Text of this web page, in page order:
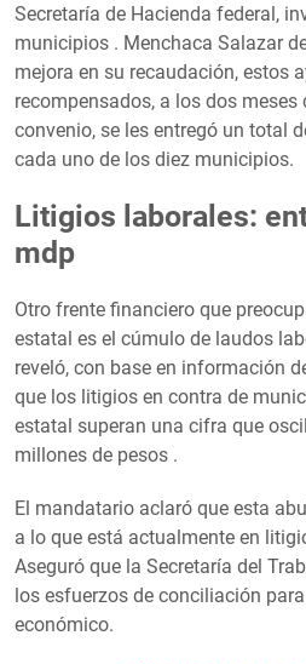
Secretaría de Hacienda federal,
municipios . Menchaca Salazar
mejora en su recaudación, estos
recompensados, a los dos
convenio, se les entregó un total
cada uno de los diez municipios.
Litigios laborales:
mdp
Otro frente financiero que
estatal es el cúmulo de laudos
reveló, con base en información
que los litigios en contra de
estatal superan una cifra que
millones de pesos .
El mandatario aclaró que esta
a lo que está actualmente en
Aseguró que la Secretaría del
los esfuerzos de conciliación
económico.